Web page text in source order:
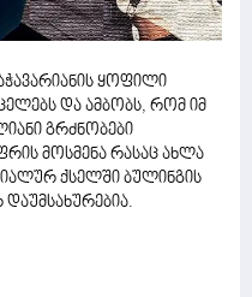
ყოფილი
და ამბობს, რომ იმ
გრძნობები
მოსმენა რასაც ახლა
ქსელში ბულინგის